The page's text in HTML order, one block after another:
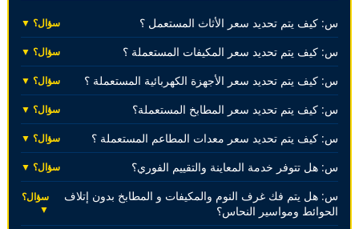
س: كيف يتم تحديد سعر الأثاث المستعمل ؟ سؤال؟ ▼
س: كيف يتم تحديد سعر المكيفات المستعملة ؟ سؤال؟ ▼
س: كيف يتم تحديد سعر الأجهزة الكهربائية المستعملة ؟ سؤال؟ ▼
س: كيف يتم تحديد سعر المطابخ المستعملة؟ سؤال؟ ▼
س: كيف يتم تحديد سعر معدات المطاعم المستعملة ؟ سؤال؟ ▼
س: هل تتوفر خدمة المعاينة والتقييم الفوري؟ سؤال؟ ▼
س: هل يتم فك غرف النوم والمكيفات و المطابخ بدون إتلاف
الحوائط ومواسير النحاس؟
سؤال؟
▼